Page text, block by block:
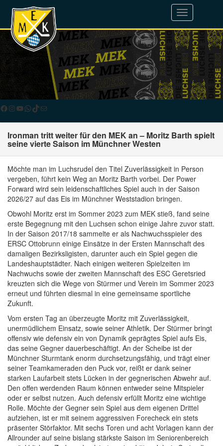
Toggle
navigation
Facebook
Instagram
YouTube
WhatsApp
TikTok
E-Mail
Ironman tritt weiter für den MEK an – Moritz Barth spielt
seine vierte Saison im Münchner Westen
Möchte man im Luchsrudel den Titel Zuverlässigkeit in Person
vergeben, führt kein Weg an Moritz Barth vorbei. Der Power
Forward wird sein leidenschaftliches Spiel auch in der Saison
2026/27 auf das Eis im Münchner Weststadion bringen.
Obwohl Moritz erst im Sommer 2023 zum MEK stieß, fand seine
erste Begegnung mit den Luchsen schon einige Jahre zuvor statt.
In der Saison 2017/18 sammelte er als Nachwuchsspieler des
ERSC Ottobrunn einige Einsätze in der Ersten Mannschaft des
damaligen Bezirksligisten, darunter auch ein Spiel gegen die
Landeshauptstädter. Nach einigen weiteren Spielzeiten im
Nachwuchs sowie der zweiten Mannschaft des ESC Geretsried
kreuzten sich die Wege von Stürmer und Verein im Sommer 2023
erneut und führten diesmal in eine gemeinsame sportliche
Zukunft.
Vom ersten Tag an überzeugte Moritz mit Zuverlässigkeit,
unermüdlichem Einsatz, sowie seiner Athletik. Der Stürmer bringt
offensiv wie defensiv ein von Dynamik geprägtes Spiel aufs Eis,
das seine Gegner dauerbeschäftigt. An der Scheibe ist der
Münchner Sturmtank enorm durchsetzungsfähig, und trägt einer
seiner Teamkameraden den Puck vor, reißt er dank seiner
starken Laufarbeit stets Lücken in der gegnerischen Abwehr auf.
Den offen werdenden Raum können entweder seine Mitspieler
oder er selbst nutzen. Auch defensiv erfüllt Moritz eine wichtige
Rolle. Möchte der Gegner sein Spiel aus dem eigenen Drittel
aufziehen, ist er mit seinem aggressiven Forecheck ein stets
präsenter Störfaktor. Mit sechs Toren und acht Vorlagen kann der
Allrounder auf seine bislang stärkste Saison im Seniorenbereich